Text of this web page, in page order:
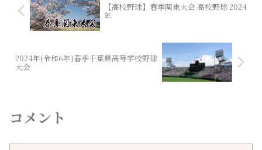
【高校野球】春季関東大会 高校野球 2024
年
2024年(令和6年)春季千葉県高等学校野球
大会
コメント